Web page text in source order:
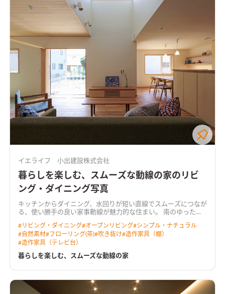
イエライフ 小出建設株式会社
暮らしを楽しむ、スムーズな動線の家のリビ
ング・ダイニング写真
キッチンからダイニング、水回りが短い直線でスムーズにつなが
る、使い勝手の良い家事動線が魅力的な住まい。 南のゆったり
地よい空間。 奥行きのあるウッドデッキを介して庭へと暮らし
が広がります。 リビングに隣り合う和室はＬＤＫと一体で使え
る開放的なスペース。 無垢の床や羽目板の天井、空間にぴった
りと納めた木製の造作家具など、あたたかな木の質感が室内に寛
いだ雰囲気をつくっています。 ＨEAT20 Ｇ2以上の断熱性能を
#リビング・ダイニング#オープンリビング#シンプル・ナチュラル
#自然素材#フローリング(茶)#吹き抜け#造作家具（棚）
#造作家具（テレビ台）
暮らしを楽しむ、スムーズな動線の家